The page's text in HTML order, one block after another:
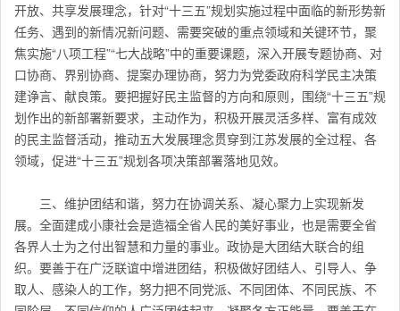
开放、共享发展理念，针对“十三五”规划实施过程中面临的新形势新
任务、遇到的新情况新问题、需要突破的重点领域和关键环节，聚
焦实施“八项工程”“七大战略”中的重要课题，深入开展专题协商、对
口协商、界别协商、提案办理协商，努力为党委政府科学民主决策
建诤言、献良策。要把握好民主监督的方向和原则，围绕“十三五”规
划作出的新部署新要求，主动作为，积极开展灵活多样、富有成效
的民主监督活动，推动五大发展理念贯穿到江苏发展的全过程、各
领域，促进“十三五”规划各项决策部署落地见效。
三、维护团结和谐，努力在协调关系、凝心聚力上实现新发
展。全面建成小康社会是造福全省人民的美好事业，也是需要全省
各界人士为之付出智慧和力量的事业。政协是大团结大联合的组
织。要善于在广泛联谊中增进团结，积极做好团结人、引导人、争
取人、感染人的工作，努力把不同党派、不同团体、不同民族、不